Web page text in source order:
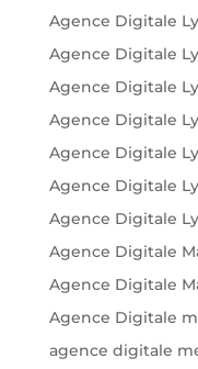
Agence Digitale
Agence Digitale
Agence Digitale
Agence Digitale
Agence Digitale
Agence Digitale
Agence Digitale
Agence Digitale
Agence Digitale
Agence Digitale
agence digitale